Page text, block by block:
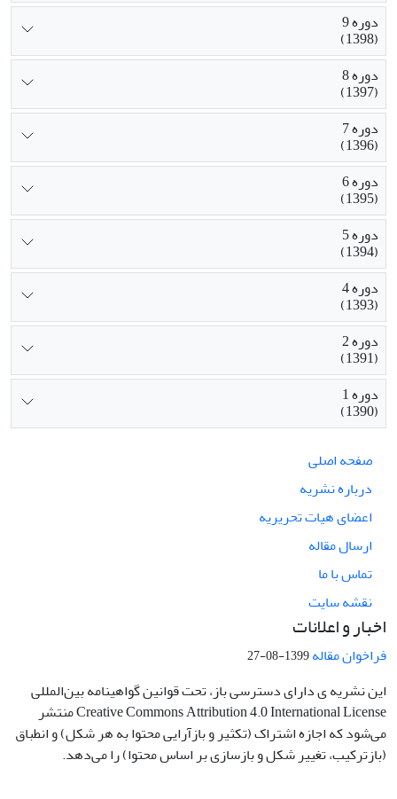
دوره 9
(1398)
دوره 8
(1397)
دوره 7
(1396)
دوره 6
(1395)
دوره 5
(1394)
دوره 4
(1393)
دوره 2
(1391)
دوره 1
(1390)
صفحه اصلی
درباره نشریه
اعضای هیات تحریریه
ارسال مقاله
تماس با ما
نقشه سایت
اخبار و اعلانات
فراخوان مقاله1399-08-27
این نشریه ی دارای دسترسی باز، تحت قوانین گواهینامه بین‌المللی
Creative Commons Attribution 4.0 International License منتشر
می‌شود که اجازه اشتراک (تکثیر و بازآرایی محتوا به هر شکل) و انطباق
(بازترکیب، تغییر شکل و بازسازی بر اساس محتوا) را می‌دهد.